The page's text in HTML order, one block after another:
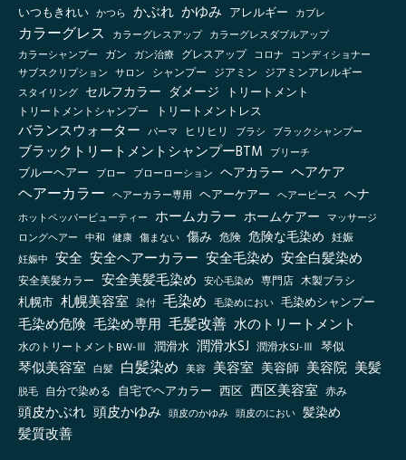
いつもきれい かつら かぶれ かゆみ アレルギー カブレ
カラーグレス カラーグレスアップ カラーグレスダブルアップ
カラーシャンプー ガン ガン治療 グレスアップ コロナ コンディショナー
サブスクリプション サロン シャンプー ジアミン ジアミンアレルギー
スタイリング セルフカラー ダメージ トリートメント
トリートメントシャンプー トリートメントレス
バランスウォーター パーマ ヒリヒリ ブラシ ブラックシャンプー
ブラックトリートメントシャンプーBTM ブリーチ
ブルーヘアー ブロー ブローローション ヘアカラー ヘアケア
ヘアーカラー ヘアーカラー専用 ヘアーケアー ヘアーピース ヘナ
ホットペッパービューティー ホームカラー ホームケアー マッサージ
ロングヘアー 中和 健康 傷まない 傷み 危険 危険な毛染め 妊娠
妊娠中 安全 安全ヘアーカラー 安全毛染め 安全白髪染め
安全美髪カラー 安全美髪毛染め 安心毛染め 専門店 木製ブラシ
札幌市 札幌美容室 染付 毛染め 毛染めにおい 毛染めシャンプー
毛染め危険 毛染め専用 毛髪改善 水のトリートメント
水のトリートメントBW-Ⅲ 潤滑水 潤滑水SJ 潤滑水SJ-Ⅲ 琴似
琴似美容室 白髪 白髪染め 美容 美容室 美容師 美容院 美髪
脱毛 自分で染める 自宅でヘアカラー 西区 西区美容室 赤み
頭皮かぶれ 頭皮かゆみ 頭皮のかゆみ 頭皮のにおい 髪染め
髪質改善